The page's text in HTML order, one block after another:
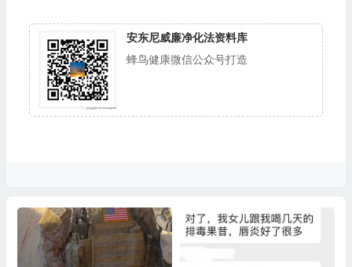
安东尼威廉净化法资料库
蜂鸟健康微信公众号打造